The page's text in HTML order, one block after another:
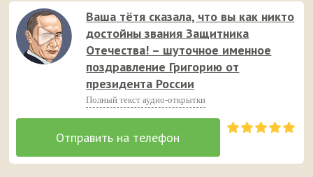
Ваша тётя сказала, что вы как никто
достойны звания Защитника
Отечества! – шуточное именное
поздравление Григорию от
президента России
Полный текст аудио-открытки